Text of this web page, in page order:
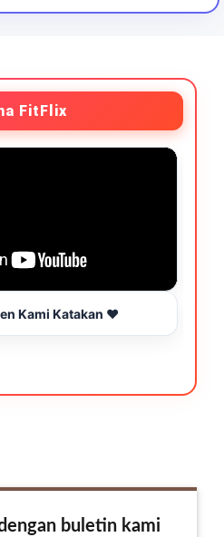
FitFlix
Kami Katakan ❤️
buletin kami